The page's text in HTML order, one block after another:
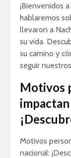
¡Bienvenidos
hablaremos
llevaron a
su vida.
su camino y
seguir
Motivos
Motivos
nacional: